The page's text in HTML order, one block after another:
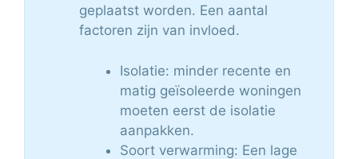
geplaatst worden. Een aantal
factoren zijn van invloed.
Isolatie: minder recente en
matig geïsoleerde woningen
moeten eerst de isolatie
aanpakken.
Soort verwarming: Een lage